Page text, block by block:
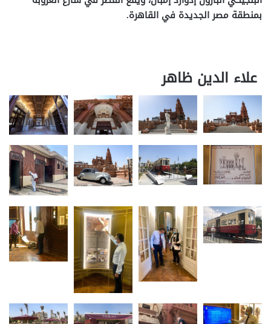
بمنطقة مصر الجديدة في القاهرة.
علاء الدين ظاهر